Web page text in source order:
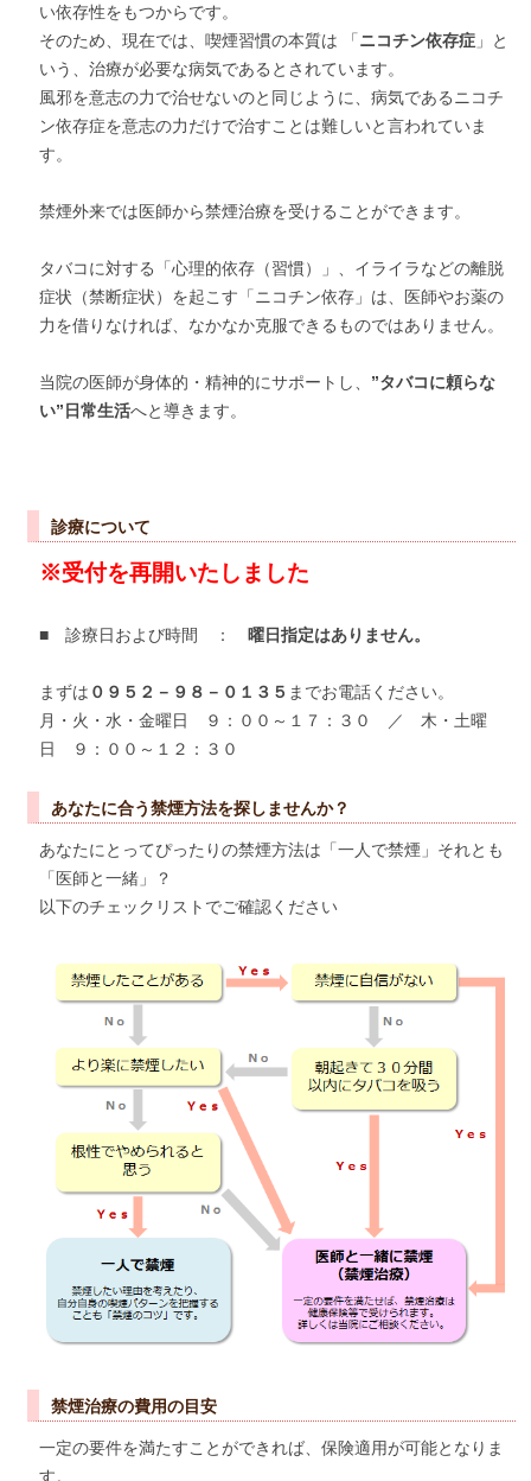
い依存性をもつからです。
そのため、現在では、喫煙習慣の本質は 「ニコチン依存症 」と
いう、治療が必要な病気であるとされています。
風邪を意志の力で治せないのと同じように、病気であるニコチ
ン依存症を意志の力だけで治すことは難しいと言われていま
す。
禁煙外来では医師から禁煙治療を受けることができます。
タバコに対する「心理的依存（習慣）」、イライラなどの離脱
症状（禁断症状）を起こす「ニコチン依存」は、医師やお薬の
力を借りなければ、なかなか克服できるものではありません。
当院の医師が身体的・精神的にサポートし、 ”タバコに頼らな
い”日常生活へと導きます。
診療について
※受付を再開いたしました
■ 診療日および時間 ： 曜日指定はありません。
まずは ０９５２－９８－０１３５ までお電話ください。
月・火・水・金曜日 ９：００～１７：３０ ／ 木・土曜
日 ９：００～１２：３０
あなたに合う禁煙方法を探しませんか？
あなたにとってぴったりの禁煙方法は「一人で禁煙」それとも
「医師と一緒」？
以下のチェックリストでご確認ください
禁煙治療の費用の目安
一定の要件を満たすことができれば、保険適用が可能となりま
す。